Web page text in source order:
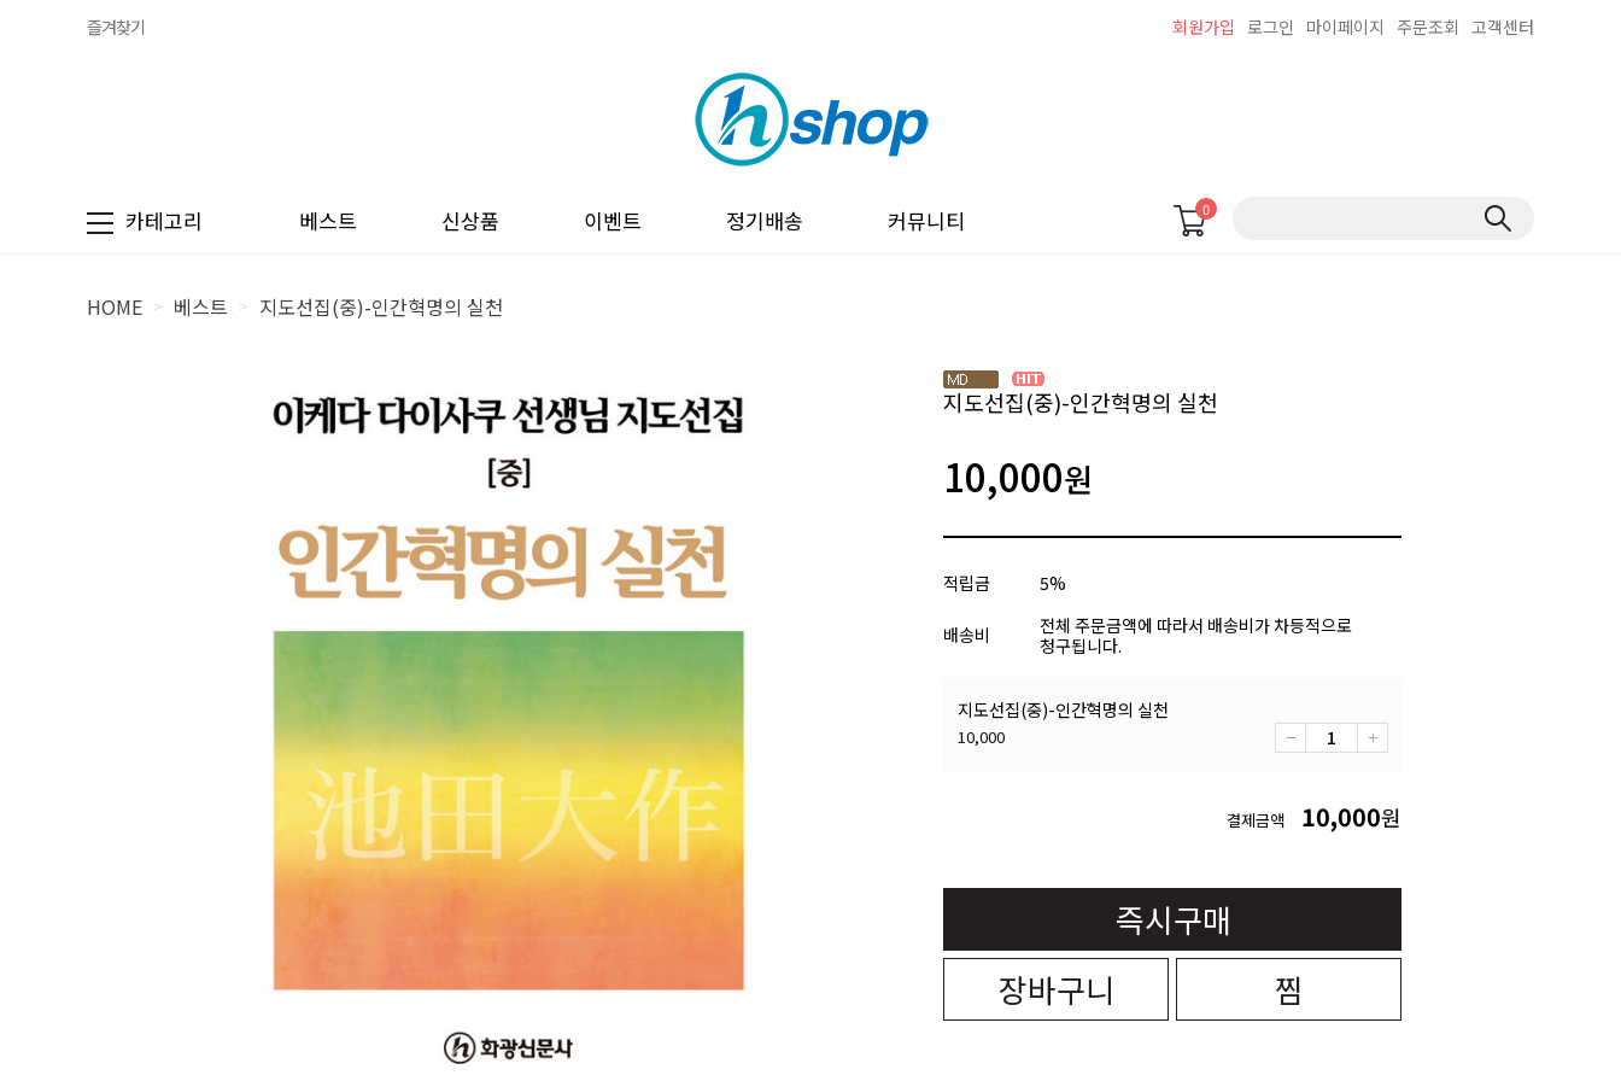
즐겨찾기 회원가입 로그인 마이페이지 주문조회 고객센터
카테고리 베스트 신상품 이벤트 정기배송 커뮤니티 0
HOME > 베스트 > 지도선집(중)-인간혁명의 실천
지도선집(중)-인간혁명의 실천
10,000원
적립금 5%
배송비
전체 주문금액에 따라서 배송비가 차등적으로
청구됩니다.
지도선집(중)-인간혁명의 실천
10,000
결제금액 10,000원
즉시구매
장바구니
찜